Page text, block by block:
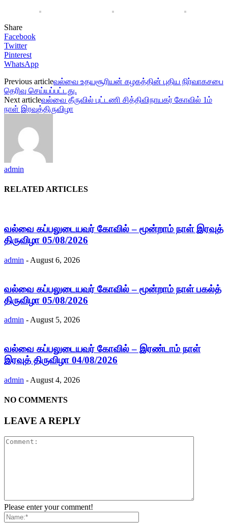
Share
Facebook
Twitter
Pinterest
WhatsApp
Previous articleவல்வை உதயசூரியன் கழகத்தின் புதிய நிர்வாகசபை
தெரிவு செய்யப்பட்டது.
Next articleவல்வை தீருவில் புட்டணி சித்திவிநாயகர் கோவில் 1ம்
நாள் இரவுத்திருவிழா
admin
RELATED ARTICLES
வல்வை கப்பலுடையவர் கோவில் – மூன்றாம் நாள் இரவுத்
திருவிழா 05/08/2026
admin - August 6, 2026
வல்வை கப்பலுடையவர் கோவில் – மூன்றாம் நாள் பகல்த்
திருவிழா 05/08/2026
admin - August 5, 2026
வல்வை கப்பலுடையவர் கோவில் – இரண்டாம் நாள்
இரவுத் திருவிழா 04/08/2026
admin - August 4, 2026
NO COMMENTS
LEAVE A REPLY
Please enter your comment!